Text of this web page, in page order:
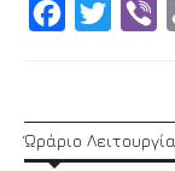
Facebook
Twitter
Ώράριο